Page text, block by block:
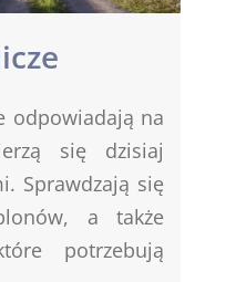
odpowiadają na
się dzisiaj
Sprawdzają się
a także
potrzebują